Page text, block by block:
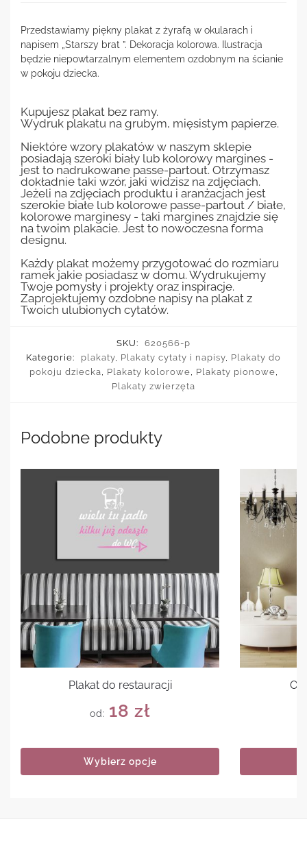
Przedstawiamy piękny plakat z żyrafą w okularach i
napisem „Starszy brat ”. Dekoracja kolorowa. Ilustracja
będzie niepowtarzalnym elementem ozdobnym na ścianie
w pokoju dziecka.
Kupujesz plakat bez ramy.
Wydruk plakatu na grubym, mięsistym papierze.
Niektóre wzory plakatów w naszym sklepie
posiadają szeroki biały lub kolorowy margines -
jest to nadrukowane passe-partout. Otrzymasz
dokładnie taki wzór, jaki widzisz na zdjęciach.
Jeżeli na zdjęciach produktu i aranżacjach jest
szerokie białe lub kolorowe passe-partout / białe,
kolorowe marginesy - taki margines znajdzie się
na twoim plakacie. Jest to nowoczesna forma
designu.
Każdy plakat możemy przygotować do rozmiaru
ramek jakie posiadasz w domu. Wydrukujemy
Twoje pomysły i projekty oraz inspiracje.
Zaprojektujemy ozdobne napisy na plakat z
Twoich ulubionych cytatów.
SKU:
620566-p
Kategorie:
plakaty, Plakaty cytaty i napisy, Plakaty do
pokoju dziecka, Plakaty kolorowe, Plakaty pionowe,
Plakaty zwierzęta
Podobne produkty
Plakat do restauracji
od: 18 zł
Wybierz opcje